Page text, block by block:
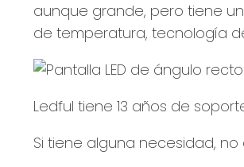
aunque grande, pero tiene
de temperatura, tecnología
Ledful tiene 13 años de
Si tiene alguna necesidad,